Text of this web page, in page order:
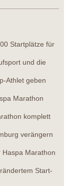
Startplätze für
und die
Athlet geben
Marathon
komplett
verängern
Haspa Marathon
Start-